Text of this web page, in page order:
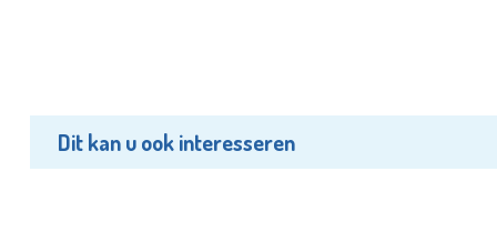
Dit kan u ook interesseren